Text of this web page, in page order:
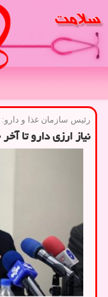
رئیس سازمان غذا و دارو:
نیاز ارزی دارو تا